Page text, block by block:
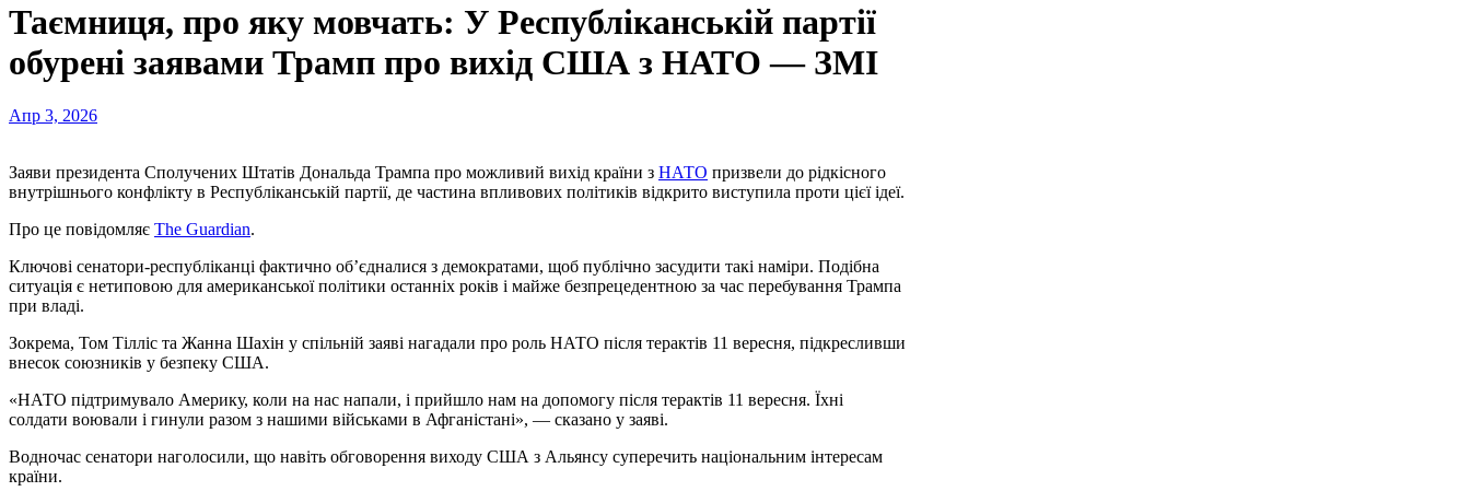
Таємниця, про яку мовчать: У Республіканській партії
обурені заявами Трамп про вихід США з НАТО — ЗМІ
Апр 3, 2026
Заяви президента Сполучених Штатів Дональда Трампа про можливий вихід країни з НАТО призвели до рідкісного
внутрішнього конфлікту в Республіканській партії, де частина впливових політиків відкрито виступила проти цієї ідеї.
Про це повідомляє The Guardian.
Ключові сенатори-республіканці фактично об’єдналися з демократами, щоб публічно засудити такі наміри. Подібна
ситуація є нетиповою для американської політики останніх років і майже безпрецедентною за час перебування Трампа
при владі.
Зокрема, Том Тілліс та Жанна Шахін у спільній заяві нагадали про роль НАТО після терактів 11 вересня, підкресливши
внесок союзників у безпеку США.
«НАТО підтримувало Америку, коли на нас напали, і прийшло нам на допомогу після терактів 11 вересня. Їхні
солдати воювали і гинули разом з нашими військами в Афганістані», — сказано у заяві.
Водночас сенатори наголосили, що навіть обговорення виходу США з Альянсу суперечить національним інтересам
країни.